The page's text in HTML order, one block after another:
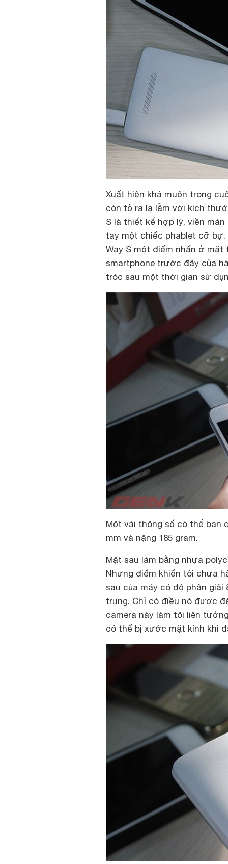
Xuất hiện khá muộn trong
còn tỏ ra lạ lẫm với kích
S là thiết kế hợp lý, viền
tay một chiếc phablet cỡ bự.
Way S một điểm nhấn ở
smartphone trước đây của
tróc sau một thời gian sử
Một vài thông số có thể bạn
mm và nặng 185 gram.
Mặt sau làm bằng nhựa
Nhưng điểm khiến tôi chưa
sau của máy có độ phân
trung. Chỉ có điều nó được
camera này làm tôi liên
có thể bị xước mặt kính khi